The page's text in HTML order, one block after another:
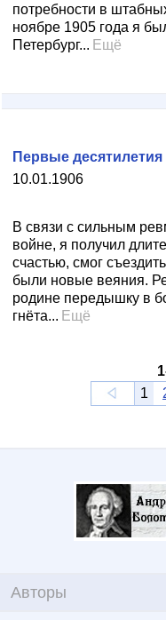
потребности в
ноябре 1905 года я
Петербург... Ещё
10.01.1906
Первые
В связи с сильным
войне, я получил
счастью, смог
были новые веяния.
родине передышку в
гнёта... Ещё
1
1
Авторы